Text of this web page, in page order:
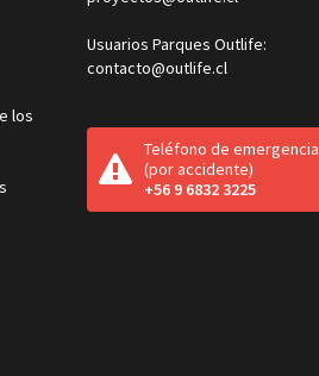
los
Usuarios Parques Outlife:
contacto@outlife.cl
Teléfono de emergencia
(por accidente)
+56 9 6832 3225